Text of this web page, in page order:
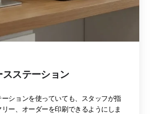
ステーション
ーションを使っていても、スタッフが指
ー、オーダーを印刷できるようにしま